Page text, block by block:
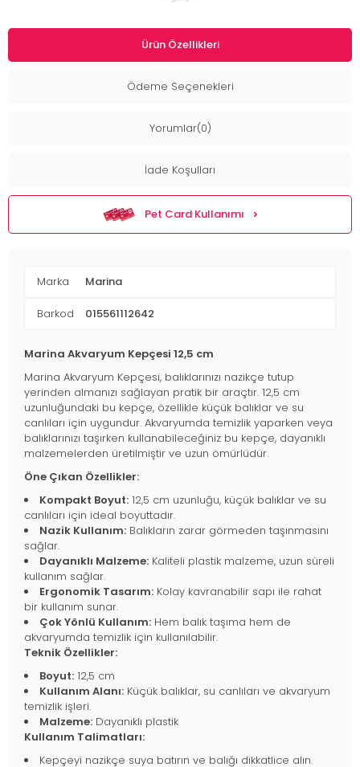
Ürün Özellikleri
Ödeme Seçenekleri
Yorumlar(0)
İade Koşulları
Pet Card Kullanımı
Marka Marina
Barkod 015561112642
Marina Akvaryum Kepçesi 12,5 cm
Marina Akvaryum Kepçesi, balıklarınızı nazikçe tutup
yerinden almanızı sağlayan pratik bir araçtır. 12,5 cm
uzunluğundaki bu kepçe, özellikle küçük balıklar ve su
canlıları için uygundur. Akvaryumda temizlik yaparken veya
balıklarınızı taşırken kullanabileceğiniz bu kepçe, dayanıklı
malzemelerden üretilmiştir ve uzun ömürlüdür.
Öne Çıkan Özellikler:
Kompakt Boyut: 12,5 cm uzunluğu, küçük balıklar ve su
canlıları için ideal boyuttadır.
Nazik Kullanım: Balıkların zarar görmeden taşınmasını
sağlar.
Dayanıklı Malzeme: Kaliteli plastik malzeme, uzun süreli
kullanım sağlar.
Ergonomik Tasarım: Kolay kavranabilir sapı ile rahat
bir kullanım sunar.
Çok Yönlü Kullanım: Hem balık taşıma hem de
akvaryumda temizlik için kullanılabilir.
Teknik Özellikler:
Boyut: 12,5 cm
Kullanım Alanı: Küçük balıklar, su canlıları ve akvaryum
temizlik işleri.
Malzeme: Dayanıklı plastik
Kullanım Talimatları:
Kepçeyi nazikçe suya batırın ve balığı dikkatlice alın.